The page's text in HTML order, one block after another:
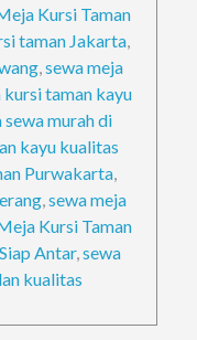
Kursi Taman
taman Jakarta,
,sewa meja
kursi taman kayu
murah di
kayu kualitas
Purwakarta,
,sewa meja
Kursi Taman
Antar,sewa
kualitas